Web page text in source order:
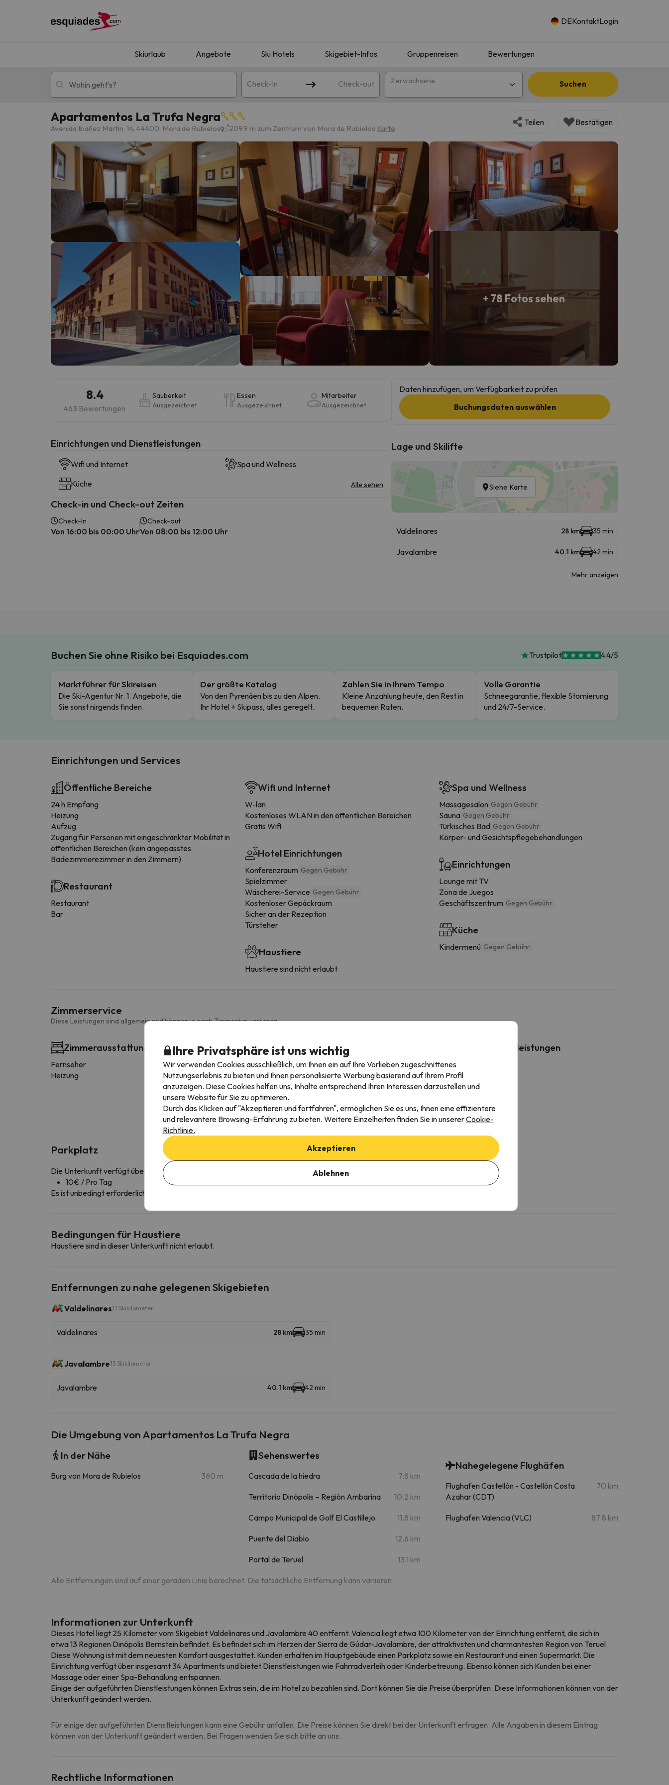
DEKontaktLogin
Skiurlaub Angebote Ski Hotels Skigebiet-Infos Gruppenreisen Bewertungen
Check-In Check-out 2 erwachsene Suchen
Skiurlaub Berghotels
Oops, wir haben keine Ergebnisse gefunden, die Ihrer Suche entsprechen. Versuchen Sie, das Ziel zu ändern.
Es sieht so aus, als hätte sich unser Sucher verirrt. Sobald er seinen Kompass gefunden hat, wird er zurück sein.
Apartamentos La Trufa Negra
Avenida Ibañez Martín, 14, 44400, Mora de Rubielos 209.9 m zum Zentrum von Mora de Rubielos Karte
Teilen Bestätigen
+ 78 Fotos sehen
8.4
463 Bewertungen
Sauberkeit
Ausgezeichnet
Essen
Ausgezeichnet
Mitarbeiter
Ausgezeichnet
​Einrichtungen und Dienstleistungen
Wifi und Internet
Spa und Wellness
Küche
Alle sehen
Check-in und Check-out Zeiten
Check-In
Von 16:00 bis 00:00 Uhr
Check-out
Von 08:00 bis 12:00 Uhr
Daten hinzufügen, um Verfügbarkeit zu prüfen
Buchungsdaten auswählen
Lage und Skilifte
Siehe Karte
Valdelinares 28 km 35 min
Javalambre 40.1 km 42 min
Mehr anzeigen
Buchen Sie ohne Risiko bei Esquiades.com Trustpilot 4.4/5
Marktführer für Skireisen
Die Ski-Agentur Nr. 1. Angebote, die
Sie sonst nirgends finden.
Der größte Katalog
Von den Pyrenäen bis zu den Alpen.
Ihr Hotel + Skipass, alles geregelt.
Zahlen Sie in Ihrem Tempo
Kleine Anzahlung heute, den Rest in
bequemen Raten.
Volle Garantie
Schneegarantie, flexible Stornierung
und 24/7-Service.
Einrichtungen und Services
Öffentliche Bereiche
24 h Empfang
Heizung
Aufzug
Zugang für Personen mit eingeschränkter Mobilität in
öffentlichen Bereichen (kein angepasstes
Badezimmerezimmer in den Zimmern)
Restaurant
Restaurant
Bar
Wifi und Internet
W-lan
Kostenloses WLAN in den öffentlichen Bereichen
Gratis Wifi
Hotel Einrichtungen
Konferenzraum Gegen Gebühr
Spielzimmer
Wäscherei-Service Gegen Gebühr
Kostenloser Gepäckraum
Sicher an der Rezeption
Türsteher
Haustiere
Haustiere sind nicht erlaubt
Spa und Wellness
Massagesalon Gegen Gebühr
Sauna Gegen Gebühr
Türkisches Bad Gegen Gebühr
Körper- und Gesichtspflegebehandlungen
Einrichtungen
Lounge mit TV
Zona de Juegos
Geschäftszentrum Gegen Gebühr
Küche
Kindermenü Gegen Gebühr
Zimmerservice
Diese Leistungen sind allgemein und können je nach Zimmertyp variieren.
Zimmerausstattung
Fernseher
Heizung
Badezimmer
Badewanne
WC
Dusche
Dusche oder Badewanne
Privates Badezimmer
Weitere Dienstleistungen
Ventilator
Parkplatz
Die Unterkunft verfügt über einen gebührenpflichtigen Parkplatz
10€ / Pro Tag
Es ist unbedingt erforderlich, den Parkplatz im Voraus zu reservieren, indem Sie sich direkt an die Unterkunft wenden.
Bedingungen für Haustiere
Haustiere sind in dieser Unterkunft nicht erlaubt.
Entfernungen zu nahe gelegenen Skigebieten
Valdelinares17 Skikilometer
Valdelinares 28 km 35 min
Javalambre15 Skikilometer
Javalambre 40.1 km 42 min
Die Umgebung von Apartamentos La Trufa Negra
In der Nähe
Burg von Mora de Rubielos 360 m
Sehenswertes
Cascada de la hiedra 7.8 km
Territorio Dinópolis – Región Ambarina 10.2 km
Campo Municipal de Golf El Castillejo 11.8 km
Puente del Diablo 12.6 km
Portal de Teruel 13.1 km
Nahegelegene Flughäfen
Flughafen Castellón - Castellón Costa
Azahar (CDT)
70 km
Flughafen Valencia (VLC) 87.8 km
Alle Entfernungen sind auf einer geraden Linie berechnet. Die tatsächliche Entfernung kann variieren.
Informationen zur Unterkunft
Dieses Hotel liegt 25 Kilometer vom Skigebiet Valdelinares und Javalambre 40 entfernt. Valencia liegt etwa 100 Kilometer von der Einrichtung entfernt, die sich in
etwa 13 Regionen Dinópolis Bernstein befindet. Es befindet sich im Herzen der Sierra de Gúdar-Javalambre, der attraktivsten und charmantesten Region von Teruel.
Diese Wohnung ist mit dem neuesten Komfort ausgestattet. Kunden erhalten im Hauptgebäude einen Parkplatz sowie ein Restaurant und einen Supermarkt. Die
Einrichtung verfügt über insgesamt 34 Apartments und bietet Dienstleistungen wie Fahrradverleih oder Kinderbetreuung. Ebenso können sich Kunden bei einer
Massage oder einer Spa-Behandlung entspannen.
Einige der aufgeführten Dienstleistungen können Extras sein, die im Hotel zu bezahlen sind. Dort können Sie die Preise überprüfen. Diese Informationen können von der
Unterkunft geändert werden.
Für einige der aufgeführten Dienstleistungen kann eine Gebühr anfallen. Die Preise können Sie direkt bei der Unterkunft erfragen. Alle Angaben in diesem Eintrag
können von der Unterkunft geändert werden. Bei Fragen wenden Sie sich bitte an uns.
Rechtliche Informationen
Ihre Privatsphäre ist uns wichtig
Wir verwenden Cookies ausschließlich, um Ihnen ein auf Ihre Vorlieben zugeschnittenes
Nutzungserlebnis zu bieten und Ihnen personalisierte Werbung basierend auf Ihrem Profil
anzuzeigen. Diese Cookies helfen uns, Inhalte entsprechend Ihren Interessen darzustellen und
unsere Website für Sie zu optimieren.
Durch das Klicken auf "Akzeptieren und fortfahren", ermöglichen Sie es uns, Ihnen eine effizientere
und relevantere Browsing-Erfahrung zu bieten. Weitere Einzelheiten finden Sie in unsererCookie-
Richtlinie.
Akzeptieren
Ablehnen